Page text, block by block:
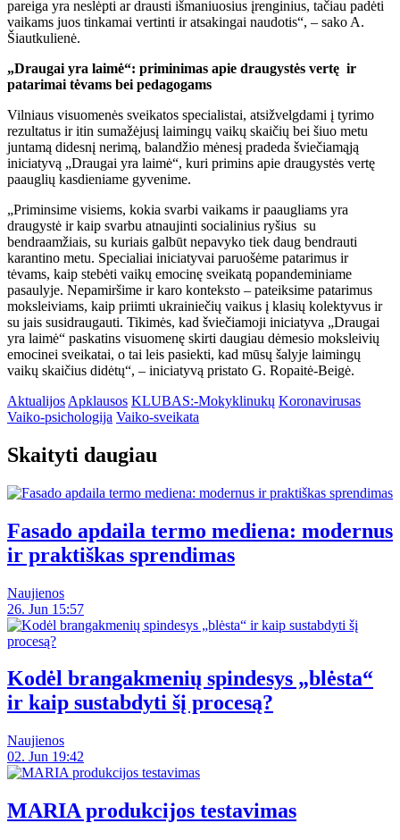
pareiga yra neslėpti ar drausti išmaniuosius įrenginius, tačiau padėti
vaikams juos tinkamai vertinti ir atsakingai naudotis“, – sako A.
Šiautkulienė.
„Draugai yra laimė“: priminimas apie draugystės vertę ir
patarimai tėvams bei pedagogams
Vilniaus visuomenės sveikatos specialistai, atsižvelgdami į tyrimo
rezultatus ir itin sumažėjusį laimingų vaikų skaičių bei šiuo metu
juntamą didesnį nerimą, balandžio mėnesį pradeda šviečiamąją
iniciatyvą „Draugai yra laimė“, kuri primins apie draugystės vertę
paauglių kasdieniame gyvenime.
„Priminsime visiems, kokia svarbi vaikams ir paaugliams yra
draugystė ir kaip svarbu atnaujinti socialinius ryšius su
bendraamžiais, su kuriais galbūt nepavyko tiek daug bendrauti
karantino metu. Specialiai iniciatyvai paruošėme patarimus ir
tėvams, kaip stebėti vaikų emocinę sveikatą popandeminiame
pasaulyje. Nepamiršime ir karo konteksto – pateiksime patarimus
moksleiviams, kaip priimti ukrainiečių vaikus į klasių kolektyvus ir
su jais susidraugauti. Tikimės, kad šviečiamoji iniciatyva „Draugai
yra laimė“ paskatins visuomenę skirti daugiau dėmesio moksleivių
emocinei sveikatai, o tai leis pasiekti, kad mūsų šalyje laimingų
vaikų skaičius didėtų“, – iniciatyvą pristato G. Ropaitė-Beigė.
Aktualijos Apklausos KLUBAS:-Mokyklinukų Koronavirusas
Vaiko-psichologija Vaiko-sveikata
Skaityti daugiau
Fasado apdaila termo mediena: modernus
ir praktiškas sprendimas
Naujienos
26. Jun 15:57
Kodėl brangakmenių spindesys „blėsta“
ir kaip sustabdyti šį procesą?
Naujienos
02. Jun 19:42
MARIA produkcijos testavimas